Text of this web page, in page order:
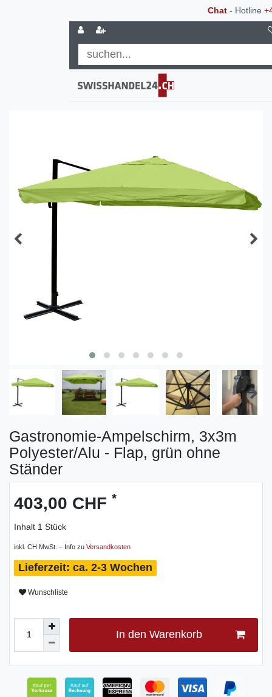
Chat- Hotline
Gastronomie-Ampelschirm, 3x3m
Polyester/Alu - Flap, grün ohne
Ständer
403,00 CHF *
Inhalt 1 Stück
inkl. CH MwSt. – Info zu Versandkosten
ca. 2-3 Wochen
Wunschliste
In den Warenkorb